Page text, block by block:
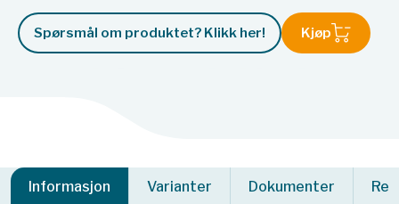
Spørsmål om produktet? Klikk her! Kjøp
Informasjon Varianter Dokumenter